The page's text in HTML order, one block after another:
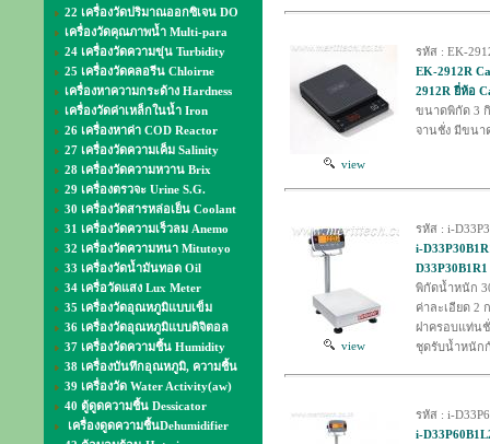
22 เครื่องวัดปริมาณออกซิเจน DO
เครื่องวัดคุณภาพน้ำ Multi-para
24 เครื่องวัดความขุ่น Turbidity
25 เครื่องวัดคลอรีน Chloirne
เครื่องหาความกระด้าง Hardness
เครื่องวัดค่าเหล็กในน้ำ Iron
26 เครื่องหาค่า COD Reactor
27 เครื่องวัดความเค็ม Salinity
28 เครื่องวัดความหวาน Brix
29 เครื่องตรวจะ Urine S.G.
30 เครื่องวัดสารหล่อเย็น Coolant
31 เครื่องวัดความเร็วลม Anemo
32 เครื่องวัดความหนา Mitutoyo
33 เครื่องวัดน้ำมันทอด Oil
34 เครื่อวัดแสง Lux Meter
35 เครื่องวัดอุณหภูมิแบบเข็ม
36 เครื่องวัดอุณหภูมิแบบดิจิตอล
37 เครื่องวัดความชื้น Humidity
38 เครื่องบันทึกอุณหภูมิ, ความชื้น
39 เครื่องวัด Water Activity(aw)
40 ตู้ดูดความชื้น Dessicator
เครื่องดูดความชื้นDehumidifier
view
รหัส : EK-
EK-2912R
2912R ยี่ห้อ
ขนาดพิกัด 3
จานชั่ง มีขนา
view
รหัส : i-
i-
พิกัดน้ำหนัก
ค่าละเอียด 2
ฝาครอบแท่น
ชุดรับน้ำหนัก
รหัส : i-
i-